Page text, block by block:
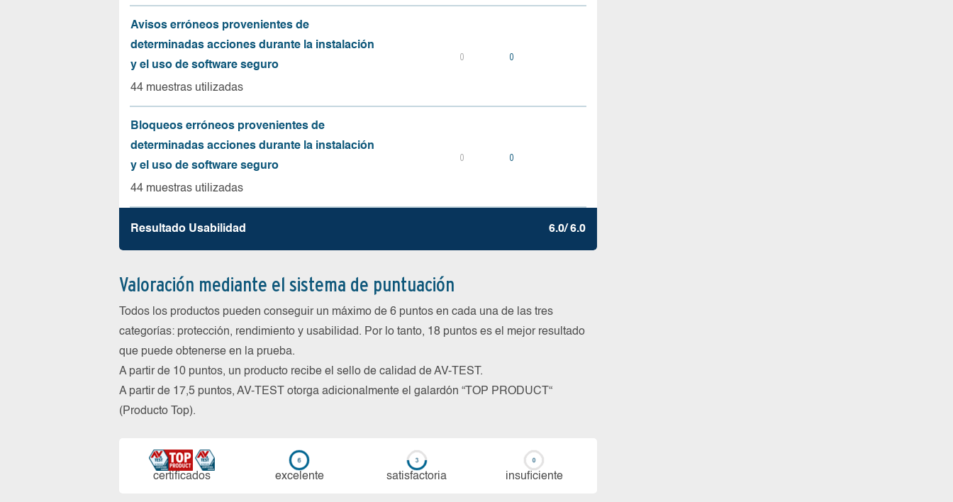
Avisos erróneos provenientes de
determinadas acciones durante la instalación
y el uso de software seguro
44 muestras utilizadas
0 0
Bloqueos erróneos provenientes de
determinadas acciones durante la instalación
y el uso de software seguro
44 muestras utilizadas
0 0
Resultado Usabilidad 6.0/ 6.0
Valoración mediante el sistema de puntuación
Todos los productos pueden conseguir un máximo de 6 puntos en cada una de las tres
categorías: protección, rendimiento y usabilidad. Por lo tanto, 18 puntos es el mejor resultado
que puede obtenerse en la prueba.
A partir de 10 puntos, un producto recibe el sello de calidad de AV-TEST.
A partir de 17,5 puntos, AV-TEST otorga adicionalmente el galardón “TOP PRODUCT“
(Producto Top).
certi­ficados ex­ce­len­te sa­tis­fac­to­ria in­su­fi­cien­te